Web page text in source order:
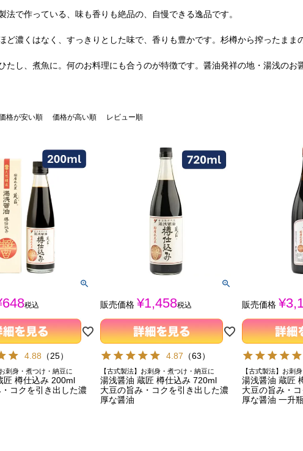
法で作っている、味も香りも絶品の、自慢できる逸品です。
ど濃くはなく、すっきりとした味で、香りも豊かです。杉樽から搾ったまま
たし、煮魚に。何のお料理にも合うのが特徴です。醤油発祥の地・湯浅のお
格が安い順 価格が高い順 レビュー順
648税込
4.88 （25）
刺身・煮つけ・納豆に
匠 樽仕込み 200ml
コクを引き出した濃
販売価格 ¥1,458税込
4.87 （63）
【古式製法】お刺身・煮つけ・納豆に
湯浅醤油 蔵匠 樽仕込み 720ml
大豆の旨み・コクを引き出した濃
厚な醤油
販売価格 ¥
【古式製法】お刺
湯浅醤油 蔵匠
大豆の旨み・
厚な醤油 一升